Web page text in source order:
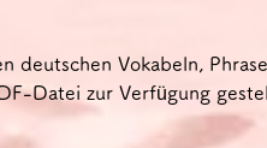
Vokabeln,
Datei zur Verfügung